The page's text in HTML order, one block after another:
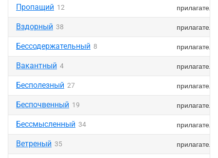
Пропащий 12
Вздорный 38
Бессодержательный 8
Вакантный 4
Бесполезный 27
Беспочвенный 19
Бессмысленный 34
Ветреный 35